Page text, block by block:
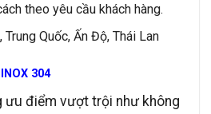
theo yêu cầu khách hàng.
Quốc, Ấn Độ, Thái Lan
304
ưu điểm vượt trội như không